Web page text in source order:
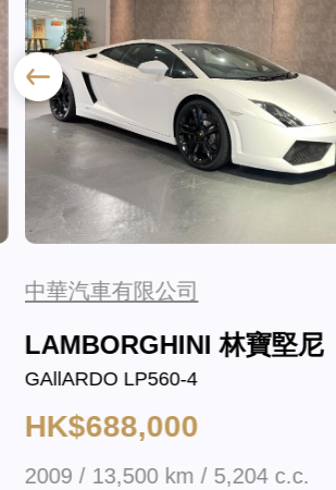
中華汽車有限公司
LAMBORGHINI 林寶堅尼
GAllARDO LP560-4
HK$688,000
2009 / 13,500 km / 5,204 c.c.